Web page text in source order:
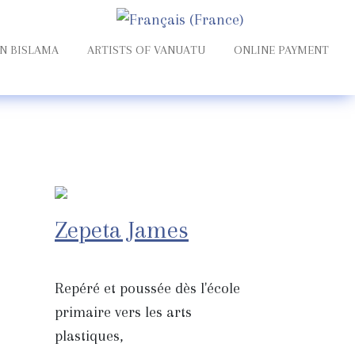
Select your language
BISLAMA ARTISTS OF VANUATU ONLINE PAYMENT
Zepeta James
Repéré et poussée dès l'école
primaire vers les arts
plastiques,